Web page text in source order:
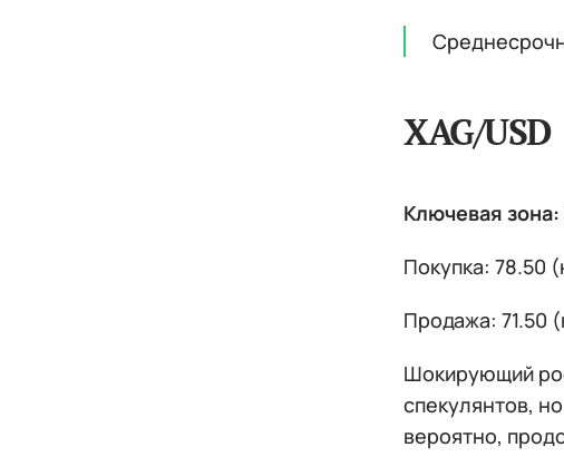
XAG/USD
Ключевая
Покупка: 78.50
Продажа: 71.50
Шокирующий
спекулянтов,
вероятно,